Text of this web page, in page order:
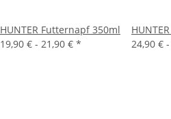
HUNTER Futternapf 350ml
19,90 € - 21,90 € *
24,90 € -